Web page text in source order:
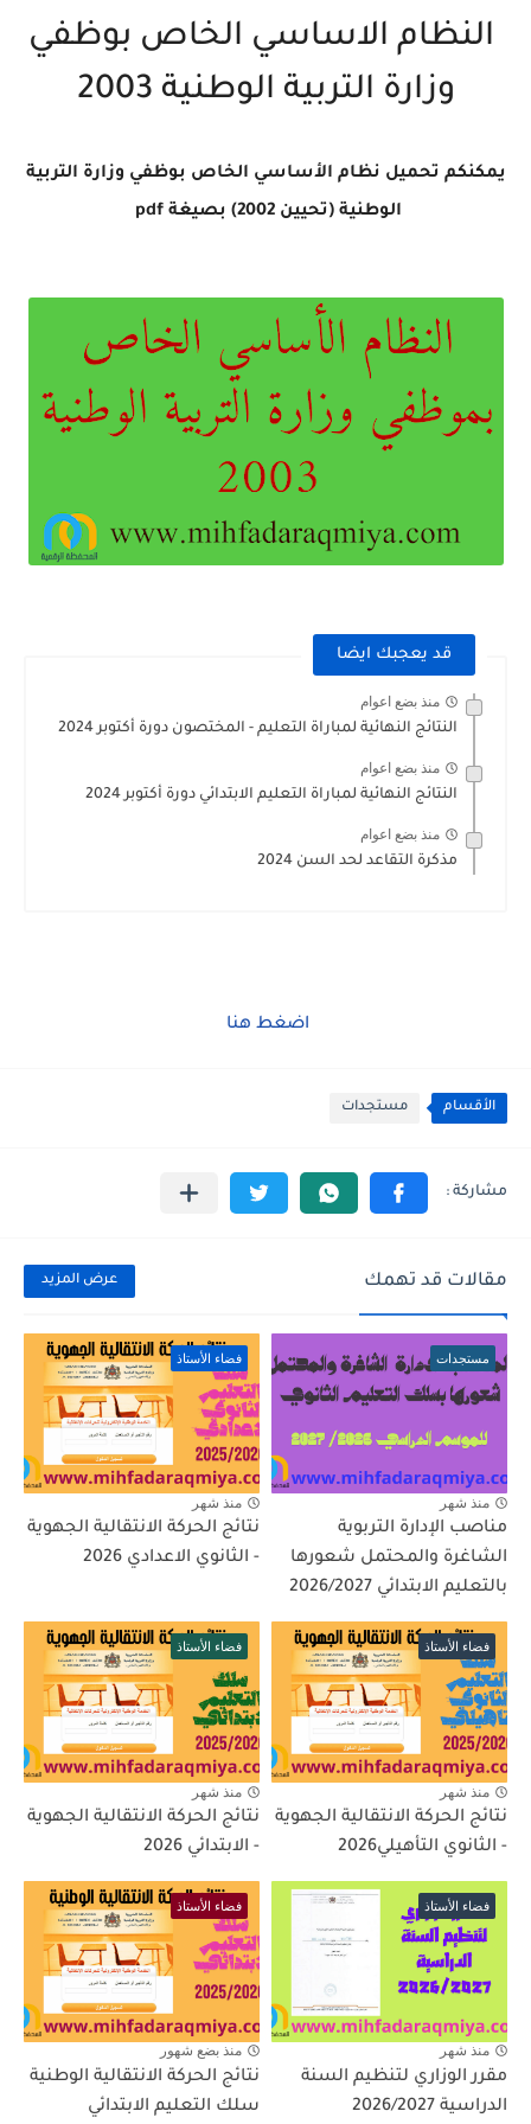
النظام الاساسي الخاص بوظفي
وزارة التربية الوطنية 2003
يمكنكم تحميل نظام الأساسي الخاص بوظفي وزارة التربية
الوطنية (تحيين 2002) بصيغة pdf
قد يعجبك ايضا
منذ بضع اعوام
النتائج النهائية لمباراة التعليم - المختصون دورة أكتوبر 2024
منذ بضع اعوام
النتائج النهائية لمباراة التعليم الابتدائي دورة أكتوبر 2024
منذ بضع اعوام
مذكرة التقاعد لحد السن 2024
اضغط هنا
الأقسام مستجدات
مقالات قد تهمك عرض المزيد
مستجدات
منذ شهر
مناصب الإدارة التربوية
الشاغرة والمحتمل شعورها
بالتعليم الابتدائي 2026/2027
فضاء الأستاذ
منذ شهر
نتائج الحركة الانتقالية الجهوية
- الثانوي الاعدادي 2026
فضاء الأستاذ
منذ شهر
نتائج الحركة الانتقالية الجهوية
- الثانوي التأهيلي2026
فضاء الأستاذ
منذ شهر
نتائج الحركة الانتقالية الجهوية
- الابتدائي 2026
فضاء الأستاذ
منذ شهر
مقرر الوزاري لتنظيم السنة
الدراسية 2026/2027
فضاء الأستاذ
منذ بضع شهور
نتائج الحركة الانتقالية الوطنية
سلك التعليم الابتدائي